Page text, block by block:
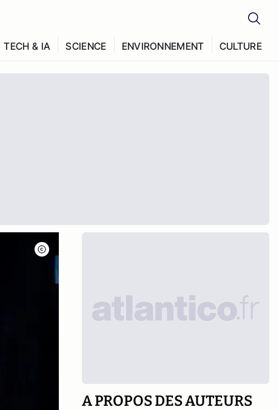
TECH & IA SCIENCE ENVIRONNEMENT CULTURE
A PROPOS DES AUTEURS